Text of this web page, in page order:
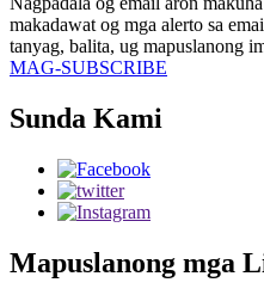
makadawat og mga alerto sa
tanyag, balita, ug mapuslanong
MAG-SUBSCRIBE
Sunda Kami
Mapuslanong mga